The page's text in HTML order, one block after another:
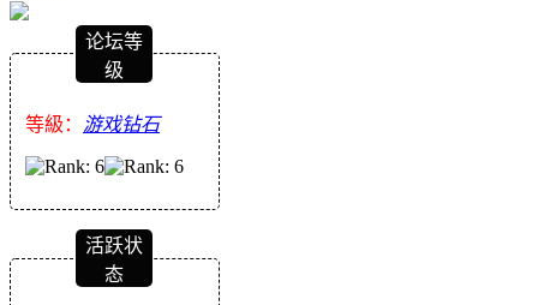
论坛等
级
等級： 游戏钻石
活跃状
态